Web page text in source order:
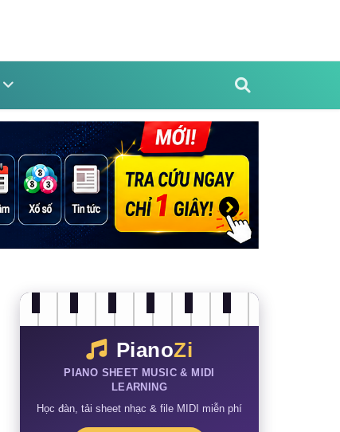
PianoZi
PIANO SHEET MUSIC & MIDI
LEARNING
Học đàn, tải sheet nhạc & file MIDI miễn phí